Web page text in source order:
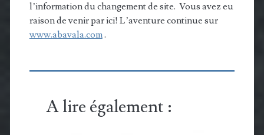
l’information du changement de site. Vous avez eu
raison de venir par ici! L’aventure continue sur
www.abavala.com.
A lire également :